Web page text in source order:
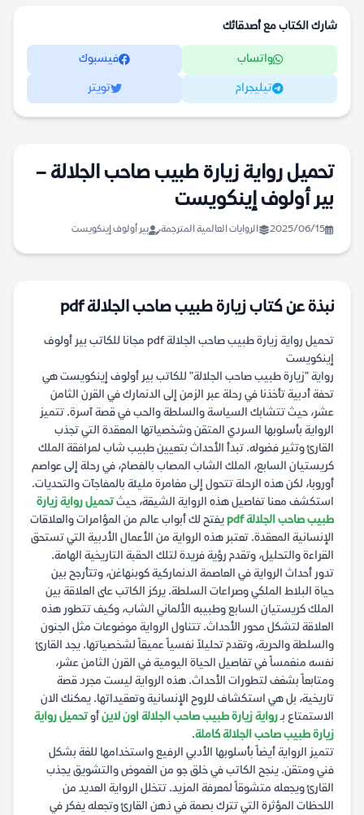
شارك الكتاب مع أصدقائك
واتساب فيسبوك
تيليجرام تويتر
تحميل رواية زيارة طبيب صاحب الجلالة –
بير أولوف إينكويست
2025/06/15 الروايات العالمية المترجمة بير أولوف إينكويست
نبذة عن كتاب زيارة طبيب صاحب الجلالة pdf
تحميل رواية زيارة طبيب صاحب الجلالة pdf مجانا للكاتب بير أولوف
إينكويست
رواية "زيارة طبيب صاحب الجلالة" للكاتب بير أولوف إينكويست هي
تحفة أدبية تأخذنا في رحلة عبر الزمن إلى الدنمارك في القرن الثامن
عشر، حيث تتشابك السياسة والسلطة والحب في قصة آسرة. تتميز
الرواية بأسلوبها السردي المتقن وشخصياتها المعقدة التي تجذب
القارئ وتثير فضوله. تبدأ الأحداث بتعيين طبيب شاب لمرافقة الملك
كريستيان السابع، الملك الشاب المصاب بالفصام، في رحلة إلى عواصم
أوروبا، لكن هذه الرحلة تتحول إلى مغامرة مليئة بالمفاجآت والتحديات.
استكشف معنا تفاصيل هذه الرواية الشيقة، حيثتحميل رواية زيارة
طبيب صاحب الجلالة pdf
يفتح لك أبواب عالم من المؤامرات والعلاقات
الإنسانية المعقدة. تعتبر هذه الرواية من الأعمال الأدبية التي تستحق
القراءة والتحليل، وتقدم رؤية فريدة لتلك الحقبة التاريخية الهامة.
تدور أحداث الرواية في العاصمة الدنماركية كوبنهاغن، وتتأرجح بين
حياة البلاط الملكي وصراعات السلطة. يركز الكاتب على العلاقة بين
الملك كريستيان السابع وطبيبه الألماني الشاب، وكيف تتطور هذه
العلاقة لتشكل محور الأحداث. تتناول الرواية موضوعات مثل الجنون
والسلطة والحرية، وتقدم تحليلاً نفسياً عميقاً لشخصياتها. يجد القارئ
نفسه منغمساً في تفاصيل الحياة اليومية في القرن الثامن عشر،
ومتابعاً بشغف لتطورات الأحداث. هذه الرواية ليست مجرد قصة
تاريخية، بل هي استكشاف للروح الإنسانية وتعقيداتها. يمكنك الان
الاستمتاع بـرواية زيارة طبيب صاحب الجلالة اون لاينأوتحميل رواية
زيارة طبيب صاحب الجلالة كاملة.
تتميز الرواية أيضاً بأسلوبها الأدبي الرفيع واستخدامها للغة بشكل
فني ومتقن. ينجح الكاتب في خلق جو من الغموض والتشويق يجذب
القارئ ويجعله متشوقاً لمعرفة المزيد. تتخلل الرواية العديد من
اللحظات المؤثرة التي تترك بصمة في ذهن القارئ وتجعله يفكر في